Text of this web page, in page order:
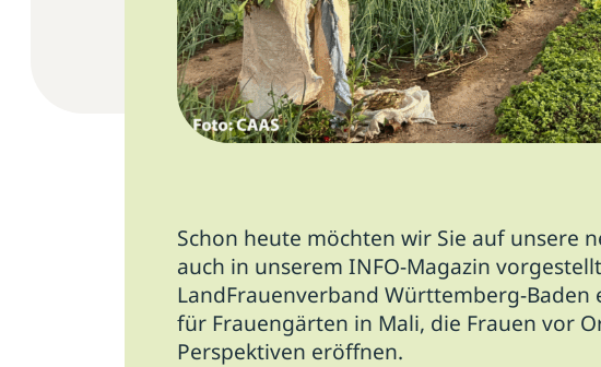
Schon heute möchten wir Sie auf unsere
auch in unserem INFO-Magazin
LandFrauenverband Württemberg-Baden
für Frauengärten in Mali, die Frauen vor
Perspektiven eröffnen.